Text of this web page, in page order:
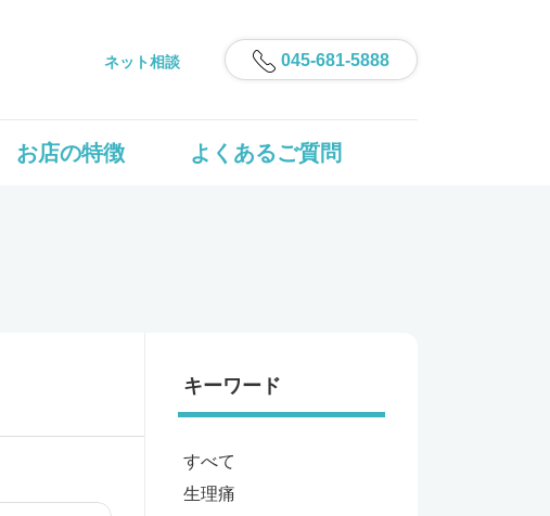
045-681-5888
お店の特徴 よくあるご質問
ネット相談
キーワード
すべて
生理痛